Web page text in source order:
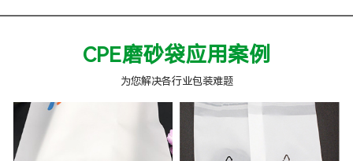
CPE磨砂袋应用案例
为您解决各行业包装难题